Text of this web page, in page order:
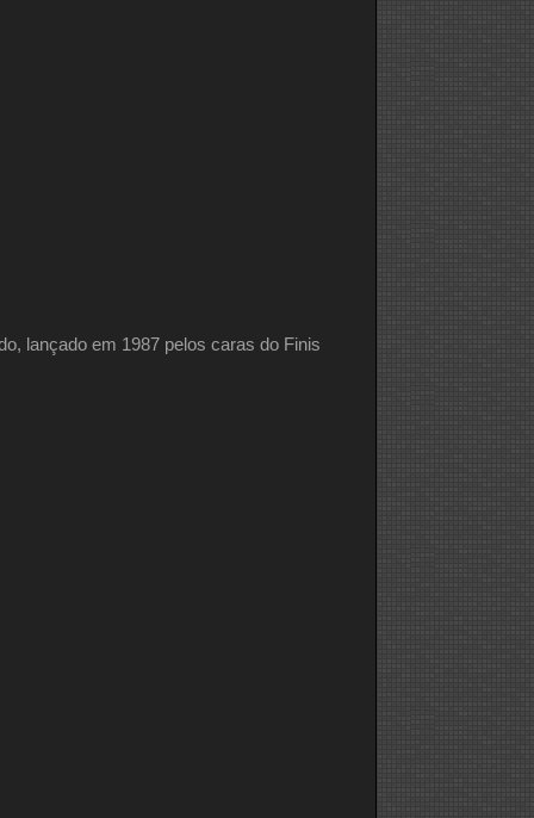
lançado em 1987 pelos caras do Finis